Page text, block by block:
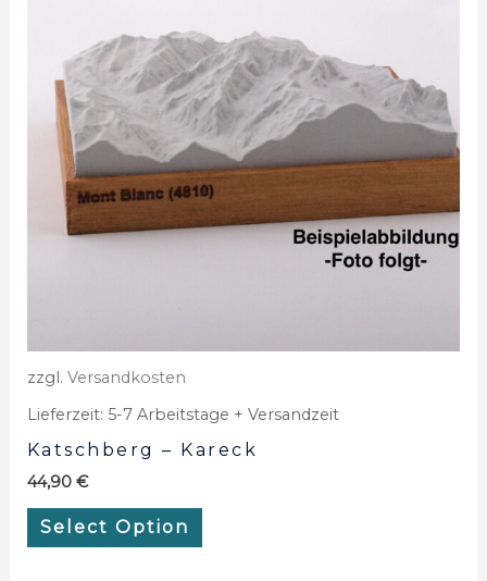
zzgl. Versandkosten
Lieferzeit: 5-7 Arbeitstage + Versandzeit
Katschberg – Kareck
44,90 €
Select Option